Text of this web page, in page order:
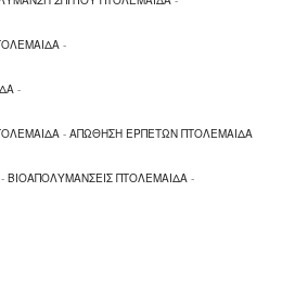
-
-
- ΑΠΩΘΗΣΗ ΕΡΠΕΤΩΝ ΠΤΟΛΕΜΑΙΔΑ
- ΒΙΟΑΠΟΛΥΜΑΝΣΕΙΣ ΠΤΟΛΕΜΑΙΔΑ -